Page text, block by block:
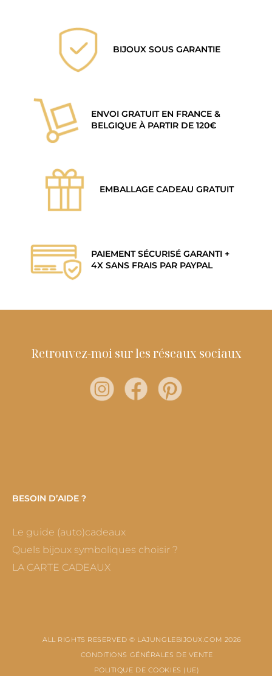
BIJOUX SOUS GARANTIE
ENVOI GRATUIT EN FRANCE &
BELGIQUE À PARTIR DE 120€
EMBALLAGE CADEAU GRATUIT
PAIEMENT SÉCURISÉ GARANTI +
4X SANS FRAIS PAR PAYPAL
Retrouvez-moi sur les réseaux sociaux
BESOIN D’AIDE ?
Le guide (auto)cadeaux
Quels bijoux symboliques choisir ?
LA CARTE CADEAUX
ALL RIGHTS RESERVED © LAJUNGLEBIJOUX.COM 2026
CONDITIONS GÉNÉRALES DE VENTE
POLITIQUE DE COOKIES (UE)